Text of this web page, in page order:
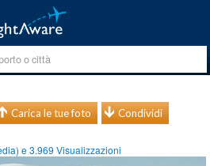
Carica le tue foto Condividi
e3.969 Visualizzazioni